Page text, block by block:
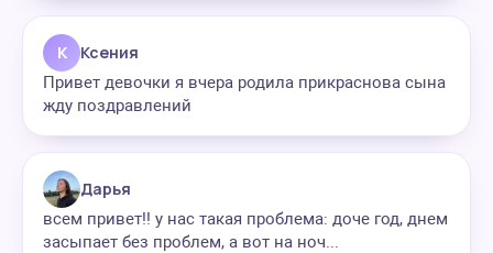
К Ксения
Привет девочки я вчера родила прикраснова сына
жду поздравлений
Дарья
всем привет!! у нас такая проблема: доче год, днем
засыпает без проблем, а вот на ноч...